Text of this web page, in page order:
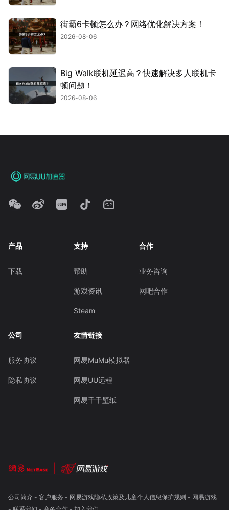
街霸6卡顿怎么办？网络优化解决方案！
2026-08-06
Big Walk联机延迟高？快速解决多人联机卡
顿问题！
2026-08-06
产品
下载
支持
帮助
游戏资讯
Steam
合作
业务咨询
网吧合作
公司
服务协议
隐私协议
友情链接
网易MuMu模拟器
网易UU远程
网易千千壁纸
公司简介- 客户服务 - 网易游戏隐私政策及儿童个人信息保护规则 - 网易游戏